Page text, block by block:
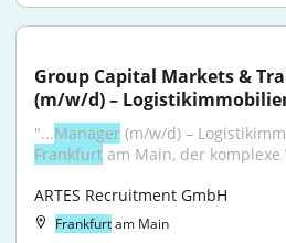
Group Capital Markets &
(m/w/d) –
"...Manager
Frankfurt am Main, der komplexe
ARTES Recruitment GmbH
Frankfurtam Main